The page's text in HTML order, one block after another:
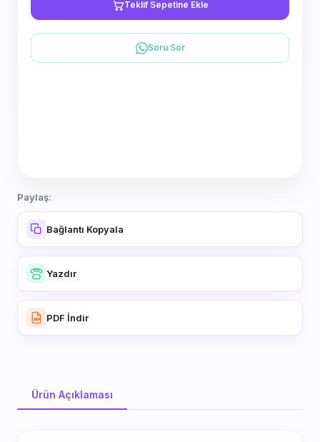
Teklif Sepetine Ekle
Soru Sor
Paylaş:
Bağlantı Kopyala
Yazdır
PDF İndir
Ürün Açıklaması